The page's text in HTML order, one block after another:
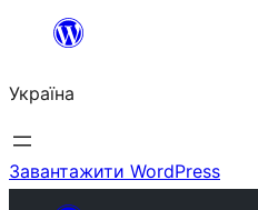
Перейти
вмісту
Україна
Завантажити WordPress